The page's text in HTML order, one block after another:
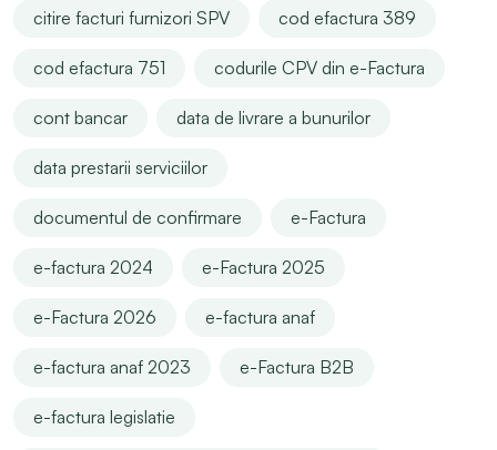
citire facturi furnizori SPV cod efactura 389
cod efactura 751 codurile CPV din e-Factura
cont bancar data de livrare a bunurilor
data prestarii serviciilor
documentul de confirmare e-Factura
e-factura 2024 e-Factura 2025
e-Factura 2026 e-factura anaf
e-factura anaf 2023 e-Factura B2B
e-factura legislatie